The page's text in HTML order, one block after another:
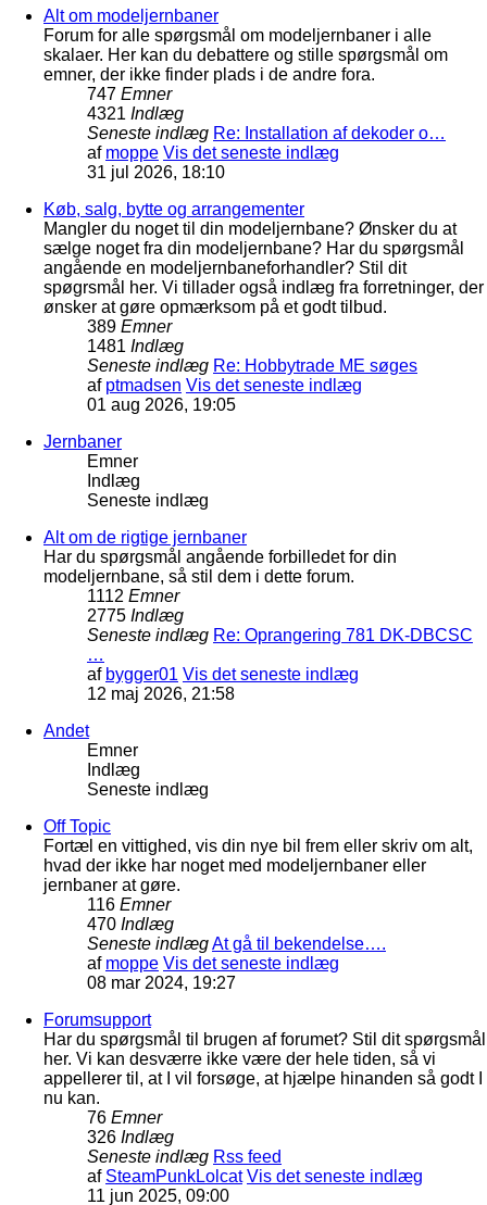
Alt om modeljernbaner
Forum for alle spørgsmål om modeljernbaner i alle
skalaer. Her kan du debattere og stille spørgsmål om
emner, der ikke finder plads i de andre fora.
747 Emner
4321 Indlæg
Seneste indlæg Re: Installation af dekoder o…
af moppe Vis det seneste indlæg
31 jul 2026, 18:10
Køb, salg, bytte og arrangementer
Mangler du noget til din modeljernbane? Ønsker du at
sælge noget fra din modeljernbane? Har du spørgsmål
angående en modeljernbaneforhandler? Stil dit
spøgrsmål her. Vi tillader også indlæg fra forretninger, der
ønsker at gøre opmærksom på et godt tilbud.
389 Emner
1481 Indlæg
Seneste indlæg Re: Hobbytrade ME søges
af ptmadsen Vis det seneste indlæg
01 aug 2026, 19:05
Jernbaner
Emner
Indlæg
Seneste indlæg
Alt om de rigtige jernbaner
Har du spørgsmål angående forbilledet for din
modeljernbane, så stil dem i dette forum.
1112 Emner
2775 Indlæg
Seneste indlæg Re: Oprangering 781 DK-DBCSC
…
af bygger01 Vis det seneste indlæg
12 maj 2026, 21:58
Andet
Emner
Indlæg
Seneste indlæg
Off Topic
Fortæl en vittighed, vis din nye bil frem eller skriv om alt,
hvad der ikke har noget med modeljernbaner eller
jernbaner at gøre.
116 Emner
470 Indlæg
Seneste indlægAt gå til bekendelse….
af moppe Vis det seneste indlæg
08 mar 2024, 19:27
Forumsupport
Har du spørgsmål til brugen af forumet? Stil dit spørgsmål
her. Vi kan desværre ikke være der hele tiden, så vi
appellerer til, at I vil forsøge, at hjælpe hinanden så godt I
nu kan.
76 Emner
326 Indlæg
Seneste indlæg Rss feed
af SteamPunkLolcat Vis det seneste indlæg
11 jun 2025, 09:00